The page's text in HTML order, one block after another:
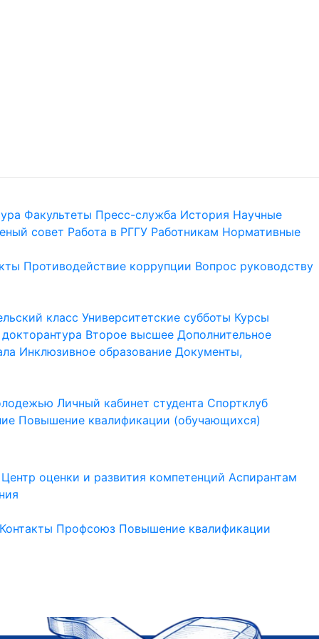
Факультеты Пресс-служба История Научные
совет Работа в РГГУ Работникам Нормативные
Противодействие коррупции Вопрос руководству
класс Университетские субботы Курсы
Второе высшее Дополнительное
Инклюзивное образование Документы,
Личный кабинет студента Спортклуб
Повышение квалификации (обучающихся)
Центр оценки и развития компетенций Аспирантам
Контакты Профсоюз Повышение квалификации